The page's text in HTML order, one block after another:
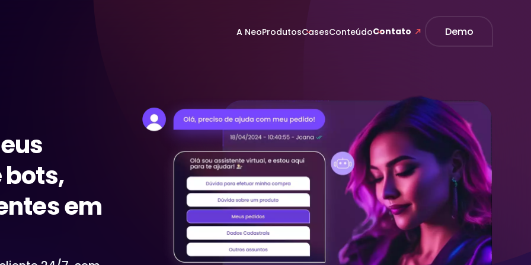
A NeoProdutos
Otimize a experiência do cliente e simplifique a
gestão de conversas em uma única tela.
Workflow
Ganhe agilidade no atendimento conectando
setores e parceiros externos.
Autosserviços
Dê autonomia aos seus clientes com uso de
bots, URAs e FAQs inteligentes em diversos
Commerce
Transforme seu SAC em uma máquina de
vendas, orquestrando jornadas de compras
do início ao fim.
CasesConteúdo
Materiais de estudo
Contato Demo
bots,
em